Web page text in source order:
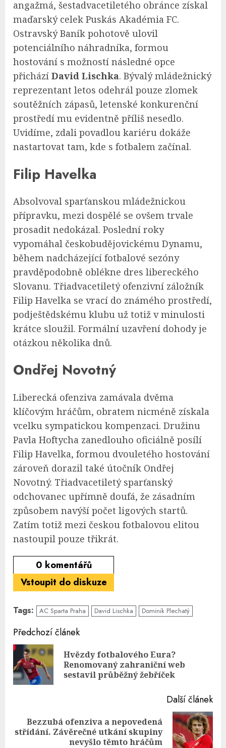
angažmá, šestadvacetiletého obránce získal
maďarský celek Puskás Akadémia FC.
Ostravský Baník pohotově ulovil
potenciálního náhradníka, formou
hostování s možností následné opce
přichází David Lischka. Bývalý mládežnický
reprezentant letos odehrál pouze zlomek
soutěžních zápasů, letenské konkurenční
prostředí mu evidentně příliš nesedlo.
Uvidíme, zdali povadlou kariéru dokáže
nastartovat tam, kde s fotbalem začínal.
Filip Havelka
Absolvoval sparťanskou mládežnickou
přípravku, mezi dospělé se ovšem trvale
prosadit nedokázal. Poslední roky
vypomáhal českobudějovickému Dynamu,
během nadcházející fotbalové sezóny
pravděpodobně oblékne dres libereckého
Slovanu. Třiadvacetiletý ofenzivní záložník
Filip Havelka se vrací do známého prostředí,
podještědskému klubu už totiž v minulosti
krátce sloužil. Formální uzavření dohody je
otázkou několika dnů.
Ondřej Novotný
Liberecká ofenziva zamávala dvěma
klíčovým hráčům, obratem nicméně získala
vcelku sympatickou kompenzaci. Družinu
Pavla Hoftycha zanedlouho oficiálně posílí
Filip Havelka, formou dvouletého hostování
zároveň dorazil také útočník Ondřej
Novotný. Třiadvacetiletý sparťanský
odchovanec upřímně doufá, že zásadním
způsobem navýší počet ligových startů.
Zatím totiž mezi českou fotbalovou elitou
nastoupil pouze třikrát.
0 komentářů
Vstoupit do diskuze
Tags: AC Sparta Praha David Lischka Dominik Plechatý
Continue
Reading
Předchozí článek
Hvězdy fotbalového Eura?
Renomovaný zahraniční web
sestavil průběžný žebříček
Další článek
Next
Bezzubá ofenziva a nepovedená
střídání. Závěrečné utkání skupiny
nevyšlo těmto hráčům